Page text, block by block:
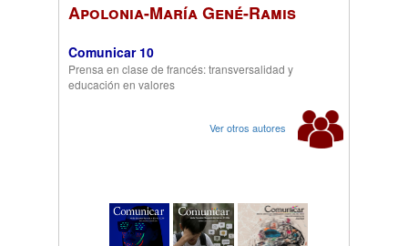
Apolonia-María Gené-Ramis
Comunicar 10
Prensa en clase de francés: transversalidad y
educación en valores
Ver otros autores